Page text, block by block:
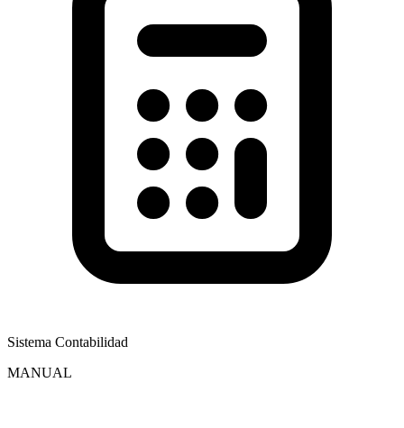
Sistema Contabilidad
MANUAL